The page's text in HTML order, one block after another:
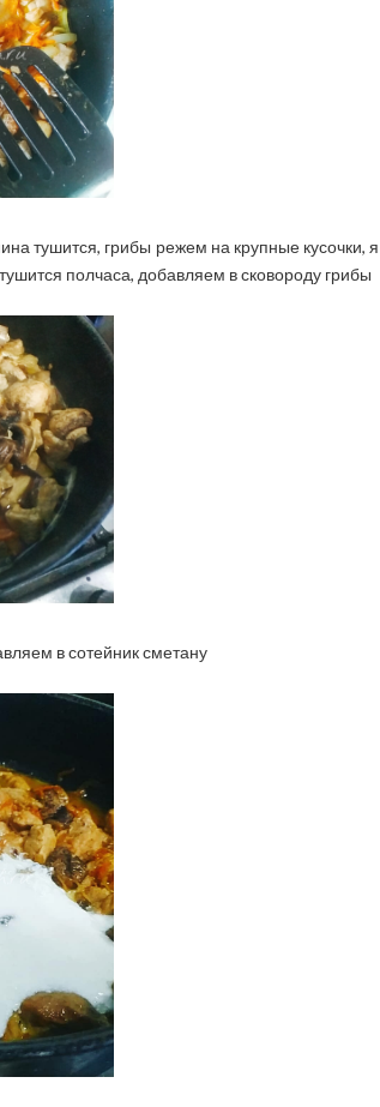
тушится, грибы режем на крупные кусочки, я
полчаса, добавляем в сковороду грибы
в сотейник сметану